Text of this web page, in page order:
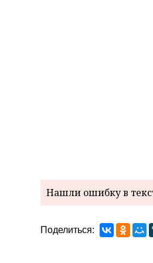
Нашли ошибку в
Поделиться: